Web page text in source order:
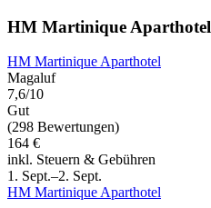
HM Martinique Aparthotel
HM Martinique Aparthotel
Magaluf
7,6/10
Gut
(298 Bewertungen)
164 €
inkl. Steuern & Gebühren
1. Sept.–2. Sept.
HM Martinique Aparthotel